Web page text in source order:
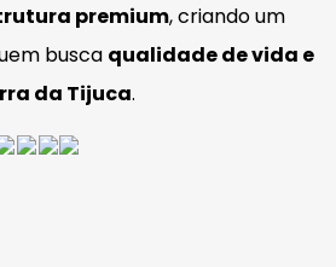
premium, criando um
busca qualidade de vida e
da Tijuca.